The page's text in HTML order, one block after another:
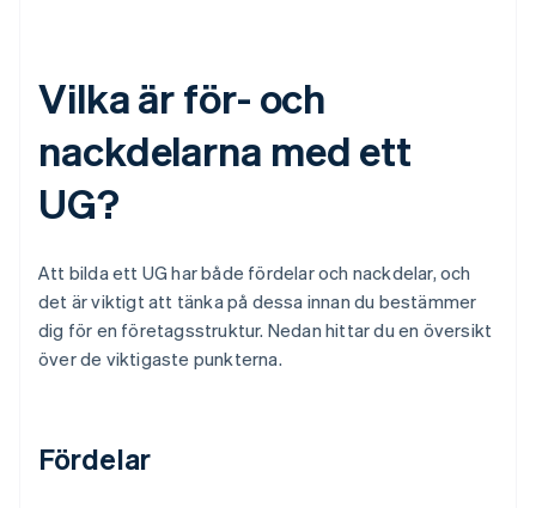
Vilka är för- och
nackdelarna med ett
UG?
Att bilda ett UG har både fördelar och nackdelar, och
det är viktigt att tänka på dessa innan du bestämmer
dig för en företagsstruktur. Nedan hittar du en översikt
över de viktigaste punkterna.
Fördelar